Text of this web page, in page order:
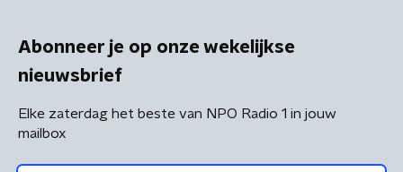
Abonneer je op onze wekelijkse
nieuwsbrief
Elke zaterdag het beste van NPO Radio 1 in jouw
mailbox